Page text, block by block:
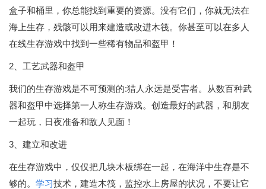
盒子和桶里，你总能找到重要的资源。没有它们，你就无法在
海上生存，残骸可以用来建造或改进木筏。你甚至可以在多人
在线生存游戏中找到一些稀有物品和盔甲！
2、工艺武器和盔甲
我们的生存游戏是不可预测的:猎人永远是受害者。从数百种武
器和盔甲中选择第一人称生存游戏。创造最好的武器，和朋友
一起玩，日夜准备和敌人见面！
3、建立和改进
在生存游戏中，仅仅把几块木板绑在一起，在海洋中生存是不
够的。 学习技术，建造木筏，监控水上房屋的状况，不要让它